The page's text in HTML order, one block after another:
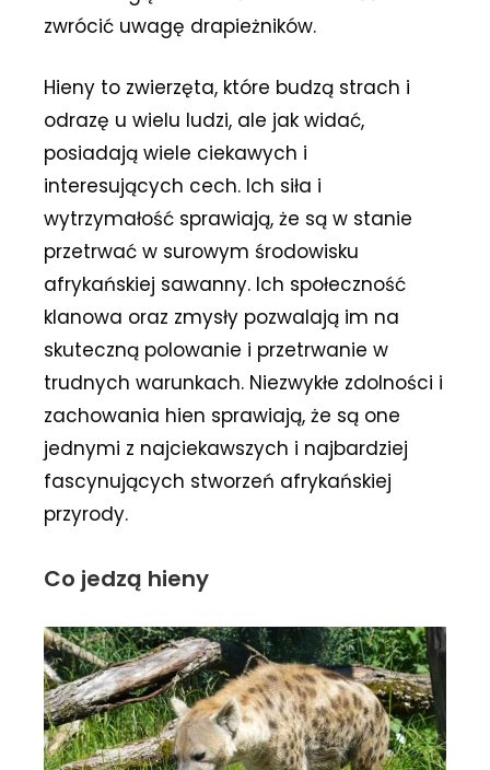
zwrócić uwagę drapieżników.
Hieny to zwierzęta, które budzą strach i
odrazę u wielu ludzi, ale jak widać,
posiadają wiele ciekawych i
interesujących cech. Ich siła i
wytrzymałość sprawiają, że są w stanie
przetrwać w surowym środowisku
afrykańskiej sawanny. Ich społeczność
klanowa oraz zmysły pozwalają im na
skuteczną polowanie i przetrwanie w
trudnych warunkach. Niezwykłe zdolności i
zachowania hien sprawiają, że są one
jednymi z najciekawszych i najbardziej
fascynujących stworzeń afrykańskiej
przyrody.
Co jedzą hieny